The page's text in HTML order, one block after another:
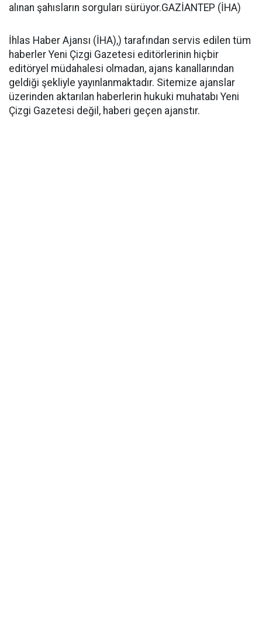
alınan şahısların sorguları sürüyor.GAZİANTEP (İHA)
İhlas Haber Ajansı (İHA),) tarafından servis edilen tüm
haberler Yeni Çizgi Gazetesi editörlerinin hiçbir
editöryel müdahalesi olmadan, ajans kanallarından
geldiği şekliyle yayınlanmaktadır. Sitemize ajanslar
üzerinden aktarılan haberlerin hukuki muhatabı Yeni
Çizgi Gazetesi değil, haberi geçen ajanstır.